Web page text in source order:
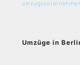
umzugsunternehmen
Umzüge in